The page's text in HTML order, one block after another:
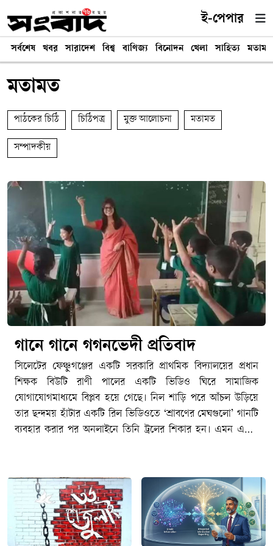
ই-পেপার
সর্বশেষ খবর সারাদেশ বিশ্ব বাণিজ্য বিনোদন খেলা সাহিত্য মতামত
মতামত
পাঠকের চিঠি চিঠিপত্র মুক্ত আলোচনা মতামত
সম্পাদকীয়
গানে গানে গগনভেদী প্রতিবাদ
সিলেটের ফেঞ্চুগঞ্জের একটি সরকারি প্রাথমিক বিদ্যালয়ের প্রধান
শিক্ষক বিউটি রাণী পালের একটি ভিডিও ঘিরে সামাজিক
যোগাযোগমাধ্যমে বিপ্লব হয়ে গেছে। নিল শাড়ি পরে আঁচল উড়িয়ে
তার ছন্দময় হাঁটার একটি রিল ভিডিওতে ‘শ্রাবণের মেঘগুলো’ গানটি
ব্যবহার করার পর অনলাইনে তিনি ট্রলের শিকার হন। এমন একটি
প্রকাশের মাধ্যমে তার পাশে দাঁড়ান। শুধু ট্রল নয়, বিউটি পালের
ভিডিও সরকারি কর্মচারীদের আচরণবিধি বা সামাজিক
যোগাযোগমাধ্যম ব্যবহারের নীতিমালা লঙ্ঘন করেছে কিনা, তা যাচাই
করে প্রশাসনিক ব্যবস্থা নেয়ার প্রস্তুতি নিতে যাচ্ছিল স্থানীয় প্রাথমিক
শিক্ষা বিভাগ, প্রতিমন্ত্রীর বক্তব্যের পর থেমে যায় তদন্ত কমিটি গঠনের